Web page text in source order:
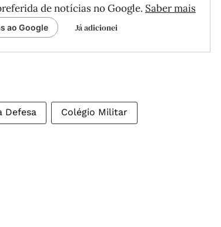
de notícias no Google. Saber mais
ao Google Já adicionei
Defesa Colégio Militar